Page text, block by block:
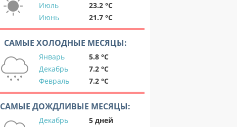
Июль
23.2 °C
Июнь
21.7 °C
САМЫЕ ХОЛОДНЫЕ МЕСЯЦЫ:
Январь
5.8 °C
Декабрь
7.2 °C
Февраль
7.2 °C
САМЫЕ ДОЖДЛИВЫЕ МЕСЯЦЫ:
Декабрь
5 дней